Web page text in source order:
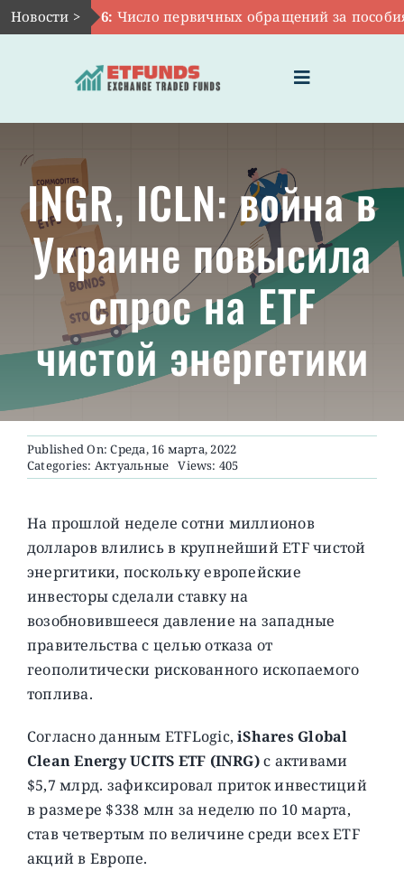
Skip
to
Новости >
Авг 6: Число первичных обращений за
Toggle
Navigation
ГЛАВНАЯ
ЧТО ТАКОЕ ETF
ИНВЕСТИЦИИ В ETF
ТЕМАТИЧЕСКИЕ ETF
АКТУАЛЬНЫЕ
О ПРОЕКТЕ
INGR, ICLN: война в
Украине повысила
спрос на ETF
чистой энергетики
Published On: Среда, 16 марта, 2022
Categories: Актуальные Views: 405
На прошлой неделе сотни миллионов
долларов влились в крупнейший ETF чистой
энергитики, поскольку европейские
инвесторы сделали ставку на
возобновившееся давление на западные
правительства с целью отказа от
геополитически рискованного ископаемого
топлива.
Согласно данным ETFLogic,iShares Global
Clean Energy UCITS ETF (INRG)с активами
$5,7 млрд. зафиксировал приток инвестиций
в размере $338 млн за неделю по 10 марта,
став четвертым по величине среди всех ETF
акций в Европе.